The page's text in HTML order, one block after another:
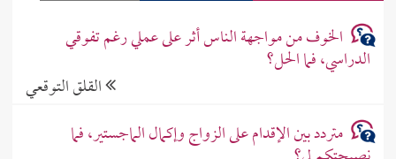
الخوف من مواجهة الناس أثر على عملي رغم تفوقي
الدراسي، فما الحل؟
القلق التوقعي
متردد بين الإقدام على الزواج وإكمال الماجستير، فما